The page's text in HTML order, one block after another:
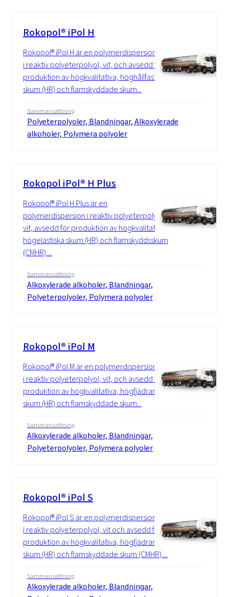
Rokopol® iPol H
Rokopol® iPol H är en polymerdispersion
i reaktiv polyeterpolyol, vit, och avsedd för
produktion av högkvalitativa, höghållfasta
skum (HR) och flamskyddade skum...
Sammansättning
Polyeterpolyoler, Blandningar, Alkoxylerade
alkoholer, Polymera polyoler
Rokopol iPol® H Plus
Rokopol® iPol H Plus är en
polymerdispersion i reaktiv polyeterpolyol,
vit, avsedd för produktion av högkvalitativa,
högelastiska skum (HR) och flamskyddsskum
(CMHR)....
Sammansättning
Alkoxylerade alkoholer, Blandningar,
Polyeterpolyoler, Polymera polyoler
Rokopol® iPol M
Rokopol® iPol M är en polymerdispersion
i reaktiv polyeterpolyol, vit, och avsedd för
produktion av högkvalitativa, högfjädrande
skum (HR) och flamskyddade skum...
Sammansättning
Alkoxylerade alkoholer, Blandningar,
Polyeterpolyoler, Polymera polyoler
Rokopol® iPol S
Rokopol® iPol S är en polymerdispersion
i reaktiv polyeterpolyol, vit och avsedd för
produktion av högkvalitativa, högfjädrande
skum (HR) och flamskyddade skum (CMHR)....
Sammansättning
Alkoxylerade alkoholer, Blandningar,